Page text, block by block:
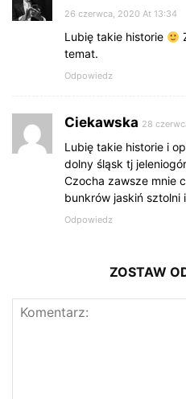
26 czerwca, 2020 At 13:34
Lubię takie historie
temat.
Odpowiedz
Ciekawska 28
Lubię takie historie i
dolny śląsk tj
Czocha zawsze mnie
bunkrów jaskiń sztolni
Odpowiedz
ZOSTAW